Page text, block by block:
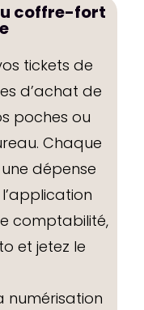
coffre-fort
tickets de
d’achat de
poches ou
Chaque
dépense
comptabilité,
et jetez le
numérisation